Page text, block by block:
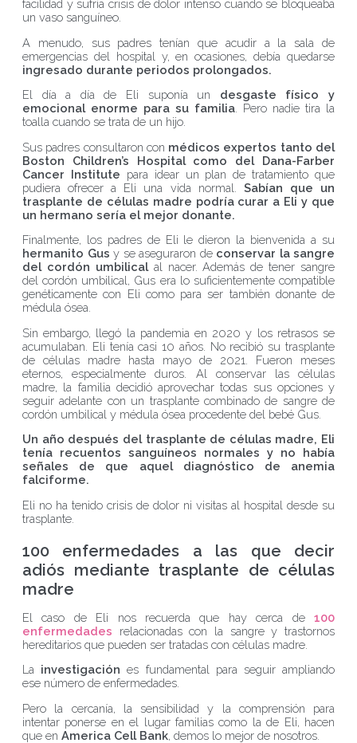
facilidad y sufría crisis de dolor intenso cuando se bloqueaba
un vaso sanguíneo.
A menudo, sus padres tenían que acudir a la sala de
emergencias del hospital y, en ocasiones, debía quedarse
ingresado durante periodos prolongados.
El día a día de Eli suponía un desgaste físico y
emocional enorme para su familia . Pero nadie tira la
toalla cuando se trata de un hijo.
Sus padres consultaron con médicos expertos tanto del
Boston Children’s Hospital como del Dana-Farber
Cancer Institute para idear un plan de tratamiento que
pudiera ofrecer a Eli una vida normal. Sabían que un
trasplante de células madre podría curar a Eli y que
un hermano sería el mejor donante.
Finalmente, los padres de Eli le dieron la bienvenida a su
hermanito Gus y se aseguraron de conservar la sangre
del cordón umbilicalal nacer. Además de tener sangre
del cordón umbilical, Gus era lo suficientemente compatible
genéticamente con Eli como para ser también donante de
médula ósea.
Sin embargo, llegó la pandemia en 2020 y los retrasos se
acumulaban. Eli tenía casi 10 años. No recibió su trasplante
de células madre hasta mayo de 2021. Fueron meses
eternos, especialmente duros. Al conservar las células
madre, la familia decidió aprovechar todas sus opciones y
seguir adelante con un trasplante combinado de sangre de
cordón umbilical y médula ósea procedente del bebé Gus.
Un año después del trasplante de células madre, Eli
tenía recuentos sanguíneos normales y no había
señales de que aquel diagnóstico de anemia
falciforme.
Eli no ha tenido crisis de dolor ni visitas al hospital desde su
trasplante.
100 enfermedades a las que decir
adiós mediante trasplante de células
madre
El caso de Eli nos recuerda que hay cerca de 100
enfermedades relacionadas con la sangre y trastornos
hereditarios que pueden ser tratadas con células madre.
La investigación es fundamental para seguir ampliando
ese número de enfermedades.
Pero la cercanía, la sensibilidad y la comprensión para
intentar ponerse en el lugar familias como la de Eli, hacen
que en America Cell Bank , demos lo mejor de nosotros.